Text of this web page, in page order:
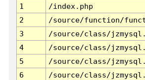
1
/index.php
2
/source/function/
3
/source/class/
4
/source/class/
5
/source/class/
6
/source/class/